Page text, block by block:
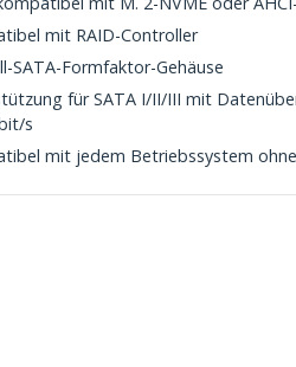
mit RAID-Controller
SATA-Formfaktor-Gehäuse
für SATA I/II/III mit
s
mit jedem Betriebssystem